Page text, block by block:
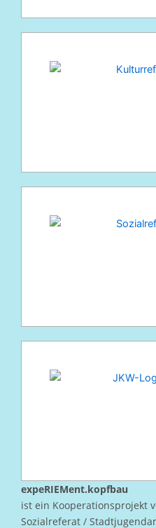
expeRIEMent.kopfbau
ist ein Kooperationsprojekt
Sozialreferat /